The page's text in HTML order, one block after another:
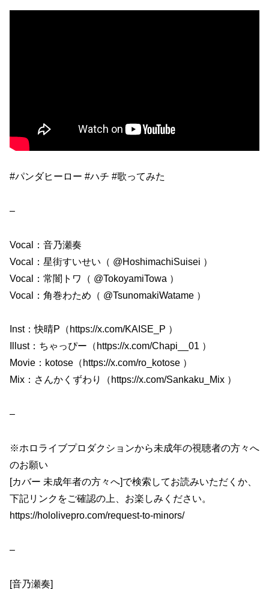
#パンダヒーロー #ハチ #歌ってみた
–
Vocal：音乃瀬奏
Vocal：星街すいせい（ @HoshimachiSuisei ）
Vocal：常闇トワ（ @TokoyamiTowa ）
Vocal：角巻わため（ @TsunomakiWatame ）
Inst：快晴P（https://x.com/KAISE_P ）
Illust：ちゃっぴー（https://x.com/Chapi__01 ）
Movie：kotose（https://x.com/ro_kotose ）
Mix：さんかくずわり（https://x.com/Sankaku_Mix ）
–
※ホロライブプロダクションから未成年の視聴者の方々へ
のお願い
[カバー 未成年者の方々へ]で検索してお読みいただくか、
下記リンクをご確認の上、お楽しみください。
https://hololivepro.com/request-to-minors/
–
[音乃瀬奏]